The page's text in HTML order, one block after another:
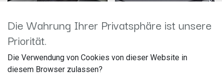
Alpine SPC-R100-DU
Die Wahrung Ihrer Privatsphäre ist unsere
Priorität.
Die Verwendung von Cookies von dieser Website in
diesem Browser zulassen?